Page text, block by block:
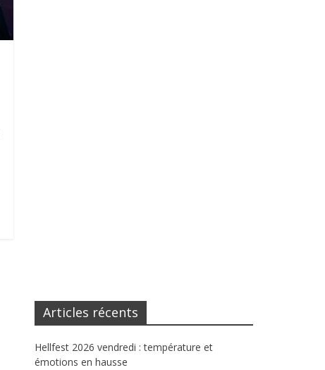
Articles récents
Hellfest 2026 vendredi : température et
émotions en hausse